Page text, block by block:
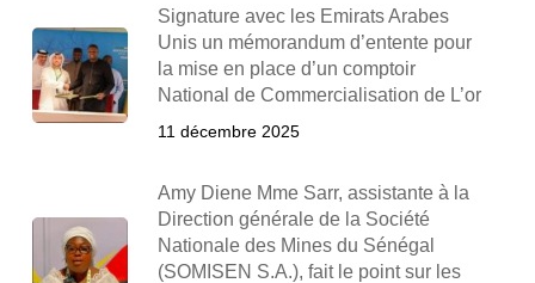
Signature avec les Emirats Arabes
Unis un mémorandum d’entente pour
la mise en place d’un comptoir
National de Commercialisation de L’or
11 décembre 2025
Amy Diene Mme Sarr, assistante à la
Direction générale de la Société
Nationale des Mines du Sénégal
(SOMISEN S.A.), fait le point sur les